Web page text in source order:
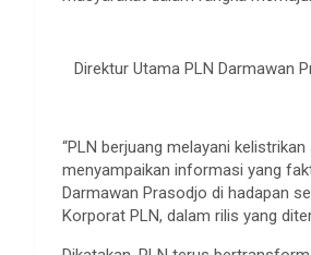
Direktur Utama PLN Darmawan
“PLN berjuang melayani
menyampaikan informasi yang
Darmawan Prasodjo di hadapan
Korporat PLN, dalam rilis yang